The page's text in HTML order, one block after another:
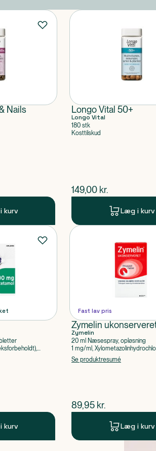
Nails
kurv
Longo Vital 50+
Longo Vital
180 stk
Kosttilskud
$nuværende pris
149,00 kr.
Læg i kurv
kurv
Fast lav pris
Zymelin
Zymelin
20 ml Næsespray, opløsning
1 mg/ml,
Se produktresumé
$nuværende pris
89,95 kr.
Læg i kurv